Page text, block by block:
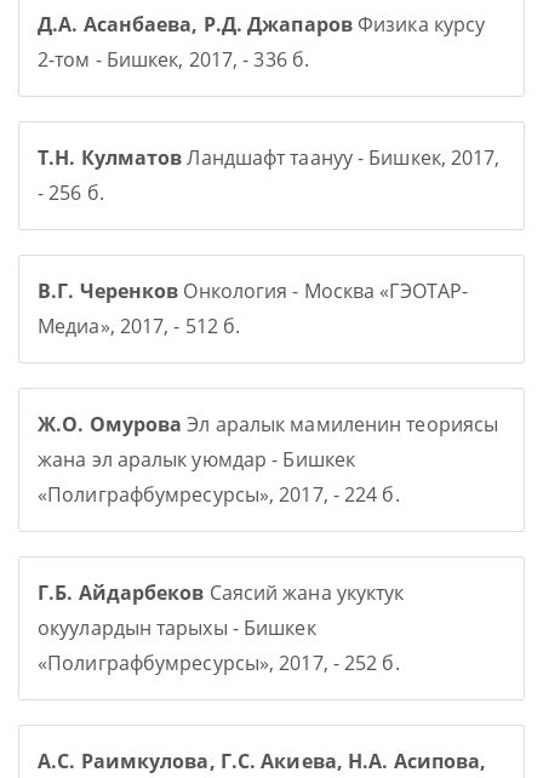
Д.А. Асанбаева, Р.Д. ДжапаровФизика курсу
2-том - Бишкек, 2017, - 336 б.
Т.Н. КулматовЛандшафт таануу - Бишкек, 2017,
- 256 б.
В.Г. Черенков Онкология - Москва «ГЭОТАР-
Медиа», 2017, - 512 б.
Ж.О. Омурова Эл аралык мамиленин теориясы
жана эл аралык уюмдар - Бишкек
«Полиграфбумресурсы», 2017, - 224 б.
Г.Б. Айдарбеков Саясий жана укуктук
окуулардын тарыхы - Бишкек
«Полиграфбумресурсы», 2017, - 252 б.
А.С. Раимкулова, Г.С. Акиева, Н.А. Асипова,